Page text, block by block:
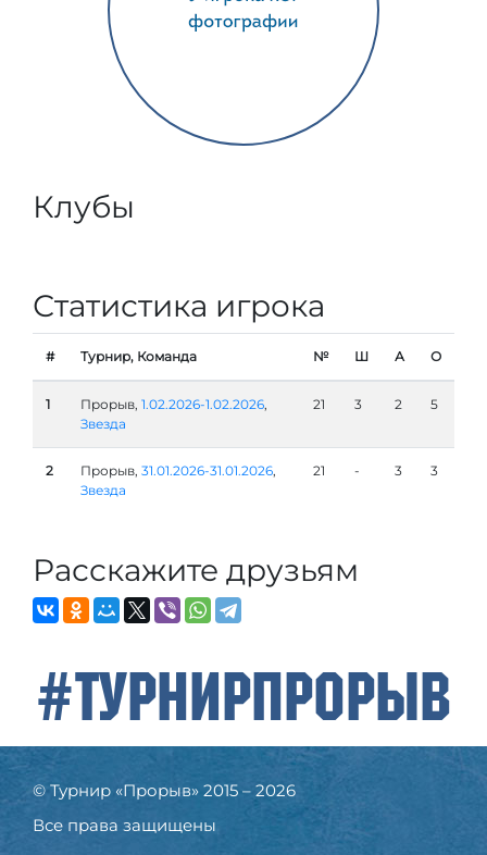
Клубы
Статистика игрока
# Турнир, Команда № Ш А О
1 Прорыв, 1.02.2026-1.02.2026,
Звезда
21 3 2 5
2 Прорыв, 31.01.2026-31.01.2026,
Звезда
21 - 3 3
Расскажите друзьям
#ТурнирПрорыв
© Турнир «Прорыв» 2015 – 2026
Все права защищены